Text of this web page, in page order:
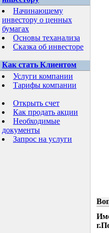
Начинающему
инвестору о ценных
бумагах
Основы теханализа
Сказка об инвесторе
Как стать Клиентом
Услуги компании
Тарифы компании
Открыть счет
Как продать акции
Необходимые
документы
Запрос на услуги